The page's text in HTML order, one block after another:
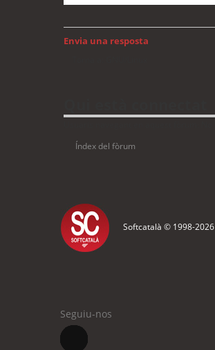
Envia una resposta
Índex del fòrum
Softcatalà © 1998-2026
Seguiu-nos